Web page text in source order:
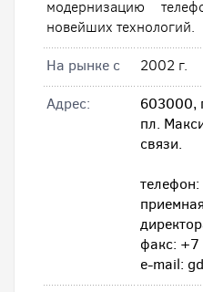
модернизацию
новейших технологий.
На рынке с
2002 г.
Адрес:
603000,
пл.
связи.
факс:
e-mail: